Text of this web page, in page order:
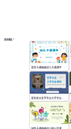
更多模板
蓝色卡通插画幼儿卡通课件
绿色卡通插画幼儿园公开课